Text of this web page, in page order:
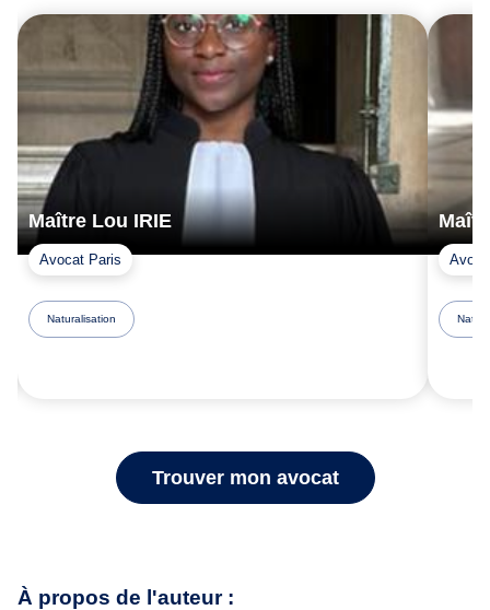
Maître Lou IRIE
Avocat Paris
Naturalisation
Trouver mon avocat
À propos de l'auteur :